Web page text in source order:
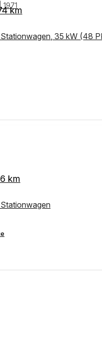
km
Stationwagen 35 kW (48
km
Stationwagen